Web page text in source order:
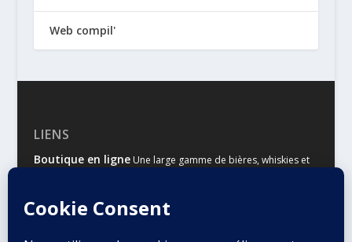
Web compil'
LIENS
Boutique en ligneUne large gamme de bières, whiskies et
Malts & HoublonsLe site d’information des amateurs de